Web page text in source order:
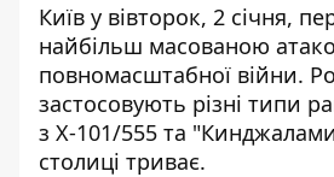
Київ у вівторок, 2 січня,
найбільш масованою
повномасштабної війни.
застосовують різні типи
з Х-101/555 та
столиці триває.